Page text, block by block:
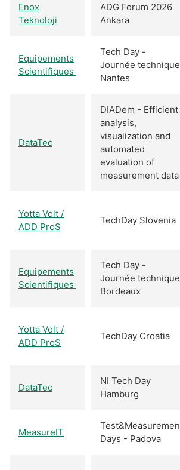
Enox
Teknoloji
ADG Forum 2026
Ankara
Equipements
Scientifiques
Tech Day -
Journée technique
Nantes
DataTec
DIADem - Efficient
analysis,
visualization and
automated
evaluation of
measurement data
Yotta Volt /
ADD ProS
TechDay Slovenia
Equipements
Scientifiques
Tech Day -
Journée technique
Bordeaux
Yotta Volt /
ADD ProS
TechDay Croatia
DataTec
NI Tech Day
Hamburg
MeasureIT
Days - Padova